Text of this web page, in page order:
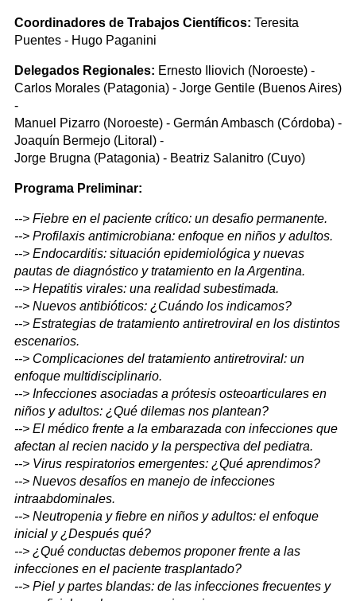
Coordinadores de Trabajos Científicos: Teresita
Puentes - Hugo Paganini
Delegados Regionales: Ernesto Iliovich (Noroeste) -
Carlos Morales (Patagonia) - Jorge Gentile (Buenos Aires)
-
Manuel Pizarro (Noroeste) - Germán Ambasch (Córdoba) -
Joaquín Bermejo (Litoral) -
Jorge Brugna (Patagonia) - Beatriz Salanitro (Cuyo)
Programa Preliminar:
--> Fiebre en el paciente crítico: un desafio permanente.
--> Profilaxis antimicrobiana: enfoque en niños y adultos.
--> Endocarditis: situación epidemiológica y nuevas
pautas de diagnóstico y tratamiento en la Argentina.
--> Hepatitis virales: una realidad subestimada.
--> Nuevos antibióticos: ¿Cuándo los indicamos?
--> Estrategias de tratamiento antiretroviral en los distintos
escenarios.
--> Complicaciones del tratamiento antiretroviral: un
enfoque multidisciplinario.
--> Infecciones asociadas a prótesis osteoarticulares en
niños y adultos: ¿Qué dilemas nos plantean?
--> El médico frente a la embarazada con infecciones que
afectan al recien nacido y la perspectiva del pediatra.
--> Virus respiratorios emergentes: ¿Qué aprendimos?
--> Nuevos desafíos en manejo de infecciones
intraabdominales.
--> Neutropenia y fiebre en niños y adultos: el enfoque
inicial y ¿Después qué?
--> ¿Qué conductas debemos proponer frente a las
infecciones en el paciente trasplantado?
--> Piel y partes blandas: de las infecciones frecuentes y